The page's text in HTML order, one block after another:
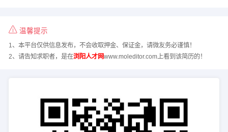
温馨提示
1、本平台仅供信息发布，不会收取押金、保证金，请微友务必谨慎！
2、请告知求职者，是在浏阳人才网www.moleditor.com上看到该简历的！